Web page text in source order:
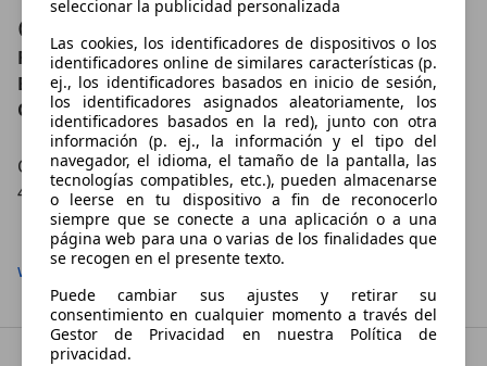
Contacto
FLEXICAR TOLEDO- Pol. Santa María de
Benquerencia
Contáctanos en:
C. RÍO JARAMA, 55
45007 TOLEDO
Mostrar número
www.flexicar.es
seleccionar la publicidad personalizada
Las cookies, los identificadores de dispositivos o los
identificadores online de similares características (p.
ej., los identificadores basados en inicio de sesión,
los identificadores asignados aleatoriamente, los
identificadores basados en la red), junto con otra
información (p. ej., la información y el tipo del
navegador, el idioma, el tamaño de la pantalla, las
tecnologías compatibles, etc.), pueden almacenarse
o leerse en tu dispositivo a fin de reconocerlo
siempre que se conecte a una aplicación o a una
página web para una o varias de los finalidades que
se recogen en el presente texto.
Puede cambiar sus ajustes y retirar su
consentimiento en cualquier momento a través del
Gestor de Privacidad en nuestra Política de
privacidad.